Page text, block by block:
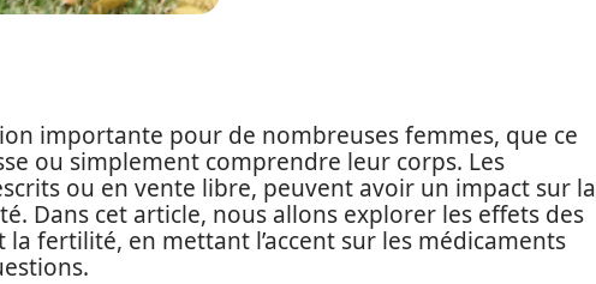
importante pour de nombreuses femmes, que ce
ou simplement comprendre leur corps. Les
ou en vente libre, peuvent avoir un impact sur la
Dans cet article, nous allons explorer les effets des
la fertilité, en mettant l’accent sur les médicaments